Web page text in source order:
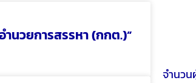
นวยการสรรหา (กกต.)”
จำนวน